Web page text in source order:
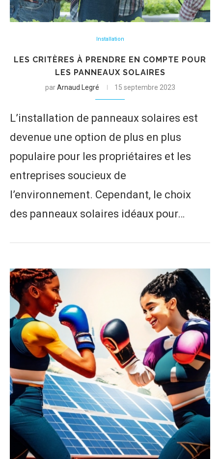
Installation
LES CRITÈRES À PRENDRE EN COMPTE POUR
LES PANNEAUX SOLAIRES
parArnaud Legré 15 septembre 2023
L’installation de panneaux solaires est
devenue une option de plus en plus
populaire pour les propriétaires et les
entreprises soucieux de
l’environnement. Cependant, le choix
des panneaux solaires idéaux pour…